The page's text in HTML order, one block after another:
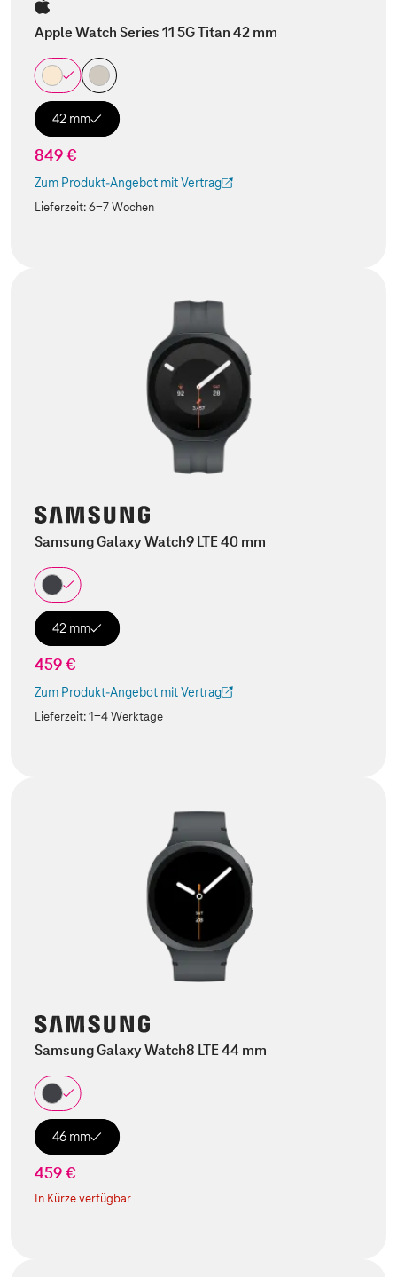
Apple Watch Series 11 5G Titan 42 mm
42 mm
849 €
Zum Produkt-Angebot mit Vertrag
(Der Link wird in einem neuen Tab geöffnet)
Lieferzeit:6-7 Wochen
Samsung Galaxy Watch9 LTE 40 mm
42 mm
459 €
Zum Produkt-Angebot mit Vertrag
(Der Link wird in einem neuen Tab geöffnet)
Lieferzeit:1-4 Werktage
Samsung Galaxy Watch8 LTE 44 mm
46 mm
459 €
In Kürze verfügbar